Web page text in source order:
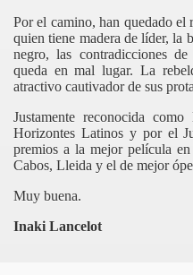
Por el camino, han quedado el
quien tiene madera de líder, la
negro, las contradicciones
queda en mal lugar. La
atractivo cautivador de sus
Justamente reconocida
Horizontes Latinos y por el
premios a la mejor película
Cabos, Lleida y el de mejor
Muy buena.
Inaki Lancelot
muerto